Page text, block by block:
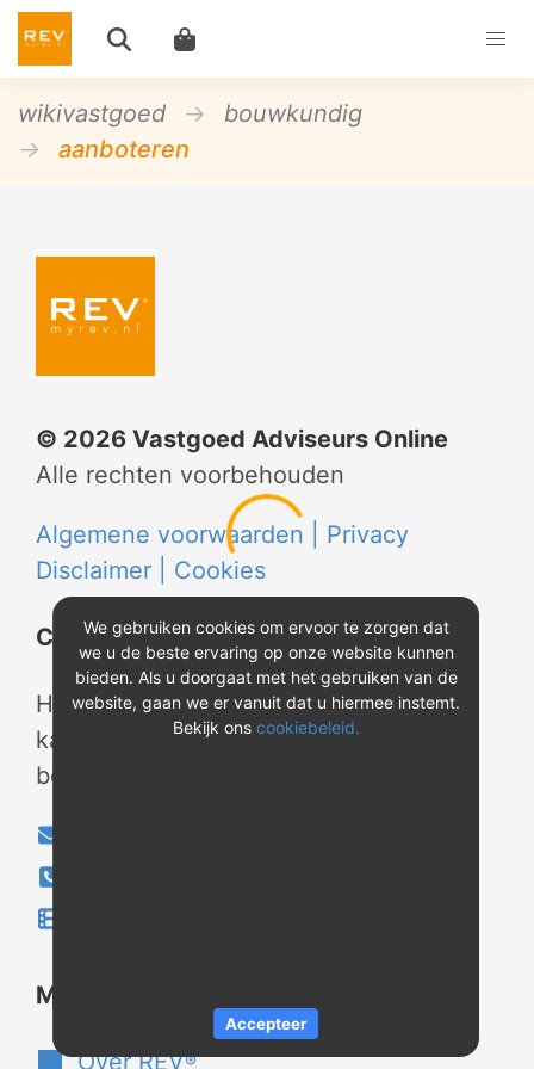
wikivastgoed
bouwkundig
aanboteren
© 2026 Vastgoed Adviseurs Online
Alle rechten voorbehouden
Algemene voorwaarden | Privacy
Disclaimer | Cookies
Contact
Heeft u vragen? Neem tijdens
kantooruren contact met ons op of
bekijk onze instructievideo's.
Meer over REV
Over REV®
We gebruiken cookies om ervoor te zorgen dat
we u de beste ervaring op onze website kunnen
bieden. Als u doorgaat met het gebruiken van de
website, gaan we er vanuit dat u hiermee instemt.
Bekijk ons cookiebeleid.
Accepteer